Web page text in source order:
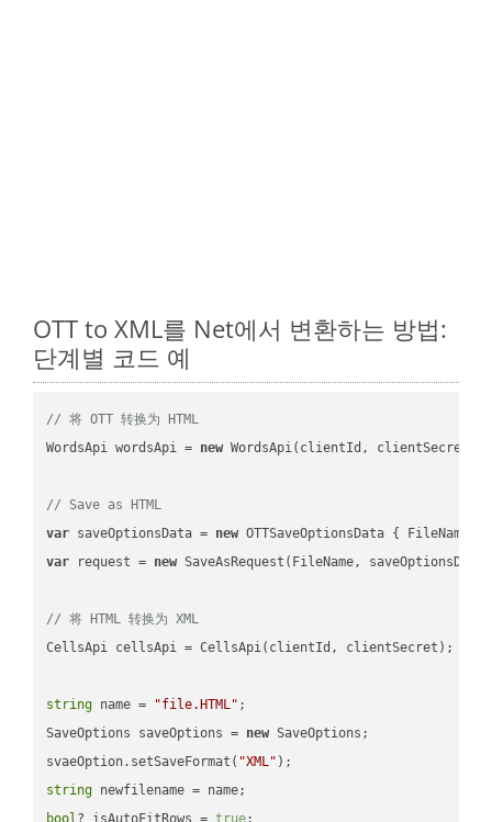
OTT to XML를 Net에서 변환하는 방법:
단계별 코드 예
// 将 OTT 转换为 HTML
WordsApi wordsApi = new WordsApi(clientId, clientSecret);
// Save as HTML
var saveOptionsData = new OTTSaveOptionsData { FileName =
var request = new SaveAsRequest(FileName,
// 将 HTML 转换为 XML
CellsApi cellsApi = CellsApi(clientId, clientSecret);
string name = "file.HTML" ;
SaveOptions saveOptions = new SaveOptions;
svaeOption.setSaveFormat( "XML"
string
bool? isAutoFitRows = true